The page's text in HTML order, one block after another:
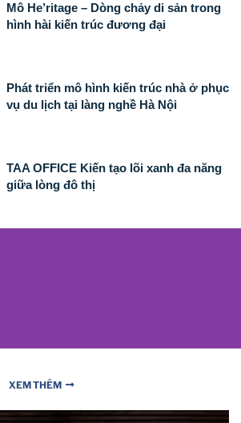
Mô He’ritage – Dòng chảy di sản trong
hình hài kiến trúc đương đại
Phát triển mô hình kiến trúc nhà ở phục
vụ du lịch tại làng nghề Hà Nội
TAA OFFICE Kiến tạo lõi xanh đa năng
giữa lòng đô thị
XEM THÊM